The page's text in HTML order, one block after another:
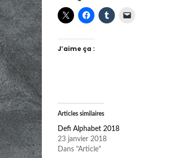
J’aime ça :
Articles similaires
Defi Alphabet 2018
23 janvier 2018
Dans "Article"